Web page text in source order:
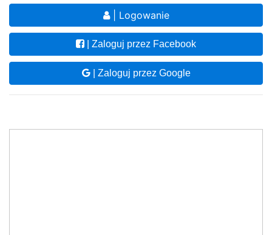
| Logowanie
| Zaloguj przez Facebook
| Zaloguj przez Google